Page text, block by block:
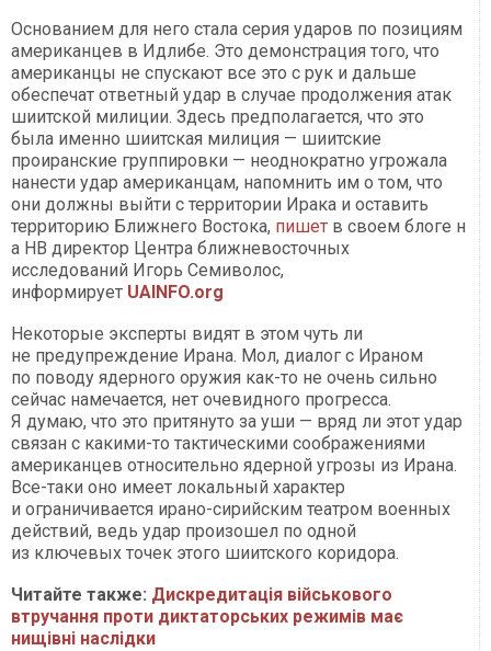
Основанием для него стала серия ударов по позициям
американцев в Идлибе. Это демонстрация того, что
американцы не спускают все это с рук и дальше
обеспечат ответный удар в случае продолжения атак
шиитской милиции. Здесь предполагается, что это
была именно шиитская милиция — шиитские
проиранские группировки — неоднократно угрожала
нанести удар американцам, напомнить им о том, что
они должны выйти с территории Ирака и оставить
территорию Ближнего Востока, пишет в своем блоге н
а НВ директор Центра ближневосточных
исследований Игорь Семиволос,
информирует UAINFO.org
Некоторые эксперты видят в этом чуть ли
не предупреждение Ирана. Мол, диалог с Ираном
по поводу ядерного оружия как-то не очень сильно
сейчас намечается, нет очевидного прогресса.
Я думаю, что это притянуто за уши — вряд ли этот удар
связан с какими-то тактическими соображениями
американцев относительно ядерной угрозы из Ирана.
Все-таки оно имеет локальный характер
и ограничивается ирано-сирийским театром военных
действий, ведь удар произошел по одной
из ключевых точек этого шиитского коридора.
Читайте также: Дискредитація військового
втручання проти диктаторських режимів має
нищівні наслідки